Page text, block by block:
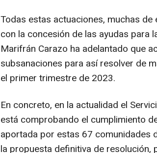
Todas estas actuaciones, muchas
con la concesión de las ayudas para
Marifrán Carazo ha adelantado que
subsanaciones para así resolver de
el primer trimestre de 2023.
En concreto, en la actualidad el
está comprobando el cumplimiento
aportada por estas 67 comunidades
la propuesta definitiva de resolución,